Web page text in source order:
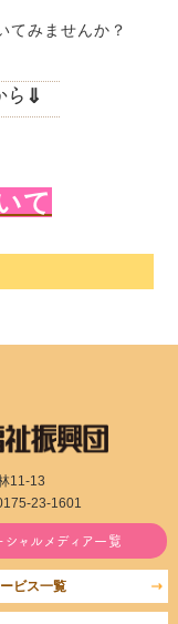
てみませんか？
⇓
て
11-13
23-1601
シャルメディア一覧
ビス一覧